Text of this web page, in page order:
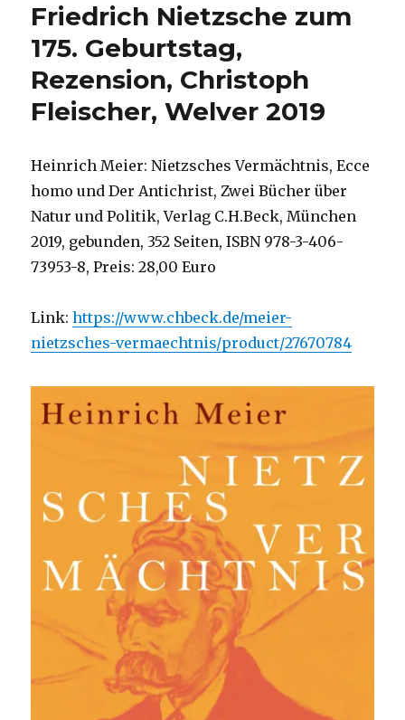
Friedrich Nietzsche zum
175. Geburtstag,
Rezension, Christoph
Fleischer, Welver 2019
Heinrich Meier: Nietzsches Vermächtnis, Ecce
homo und Der Antichrist, Zwei Bücher über
Natur und Politik, Verlag C.H.Beck, München
2019, gebunden, 352 Seiten, ISBN 978-3-406-
73953-8, Preis: 28,00 Euro
Link:https://www.chbeck.de/meier-
nietzsches-vermaechtnis/product/27670784